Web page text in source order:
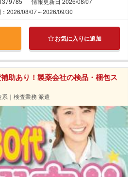
2026/08/07～2026/09/30
お気に入りに追加
助あり！製薬会社の検品・梱包ス
｜検査業務 派遣